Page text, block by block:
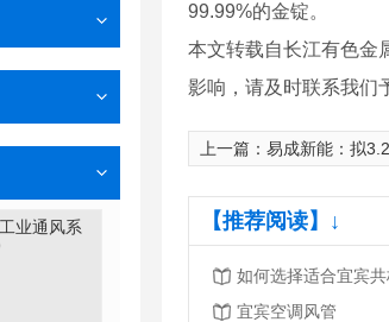
99.99%的金锭。
本文转载自长江有色金
影响，请及时联系我们
上一篇： 易成新能：拟3.21
【推荐阅读】↓
如何选择适合宜宾
宜宾空调风管